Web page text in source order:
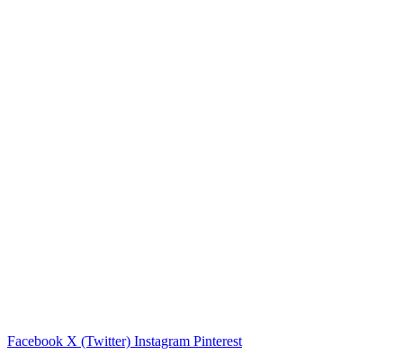
Facebook X (Twitter) Instagram Pinterest